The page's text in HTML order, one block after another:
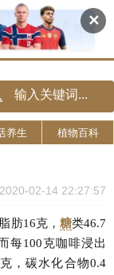
✕
养生 植物百科
2020-02-14 22:27:57
肪16克， 糖类46.7
每100克咖啡浸出
，碳水化合物0.4